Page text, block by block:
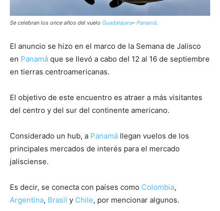
Se celebran los once años del vuelo Guadalajara– Panamá.
El anuncio se hizo en el marco de la Semana de Jalisco
en Panamá que se llevó a cabo del 12 al 16 de septiembre
en tierras centroamericanas.
El objetivo de este encuentro es atraer a más visitantes
del centro y del sur del continente americano.
Considerado un hub, a Panamá llegan vuelos de los
principales mercados de interés para el mercado
jalisciense.
Es decir, se conecta con países como Colombia,
Argentina, Brasil y Chile, por mencionar algunos.